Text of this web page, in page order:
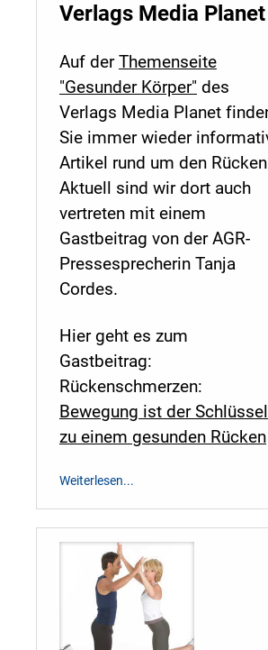
Verlags Media Planet
Auf derThemenseite
"Gesunder Körper" des
Verlags Media Planet
Sie immer wieder
Artikel rund um den
Aktuell sind wir dort auch
vertreten mit einem
Gastbeitrag von der AGR-
Pressesprecherin Tanja
Cordes.
Hier geht es zum
Gastbeitrag:
Rückenschmerzen:
Bewegung ist der Schlüssel
zu einem gesunden Rücken
Weiterlesen...